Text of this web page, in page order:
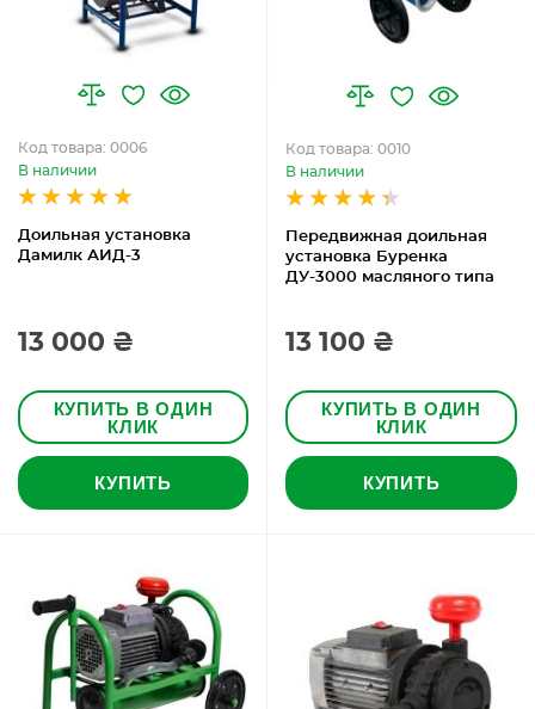
Доильная установка
Дамилк АИД-3
Код товара: 0006
В наличии
13 000 ₴
КУПИТЬ В ОДИН
КЛИК
КУПИТЬ
Передвижная доильная
установка Буренка
ДУ-3000 масляного типа
Код товара: 0010
В наличии
13 100 ₴
КУПИТЬ В ОДИН
КЛИК
КУПИТЬ